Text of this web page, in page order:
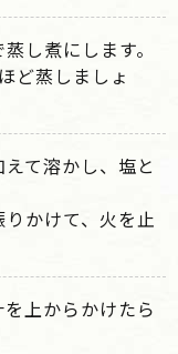
し煮にします。
ど蒸しましょ
て溶かし、塩と
かけて、火を止
上からかけたら